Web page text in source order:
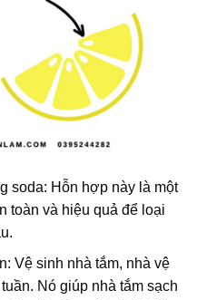
soda: Hỗn hợp này là một
toàn và hiệu quả để loại
Vệ sinh nhà tắm, nhà vệ
Nó giúp nhà tắm sạch